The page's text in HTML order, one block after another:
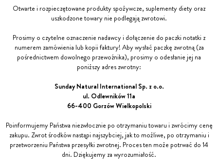
Otwarte i rozpieczętowane produkty spożywcze, suplementy diety oraz
uszkodzone towary nie podlegają zwrotowi.
Prosimy o czytelne oznaczenie nadawcy i dołączenie do paczki notatki z
numerem zamówienia lub kopii faktury! Aby wysłać paczkę zwrotną (za
pośrednictwem dowolnego przewoźnika), prosimy o odesłanie jej na
poniższy adres zwrotny:
Sunday Natural International Sp. z o.o.
ul. Odlewników 11a
66-400 Gorzów Wielkopolski
Poinformujemy Państwa niezwłocznie po otrzymaniu towaru i zwrócimy cenę
zakupu. Zwrot środków nastąpi najszybciej, jak to możliwe, po otrzymaniu i
przetworzeniu Państwa przesyłki zwrotnej. Proces ten może potrwać do 14
dni. Dziękujemy za wyrozumiałość.